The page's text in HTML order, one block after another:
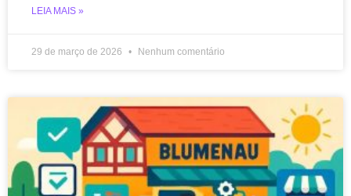
LEIA MAIS »
29 de março de 2026 Nenhum comentário